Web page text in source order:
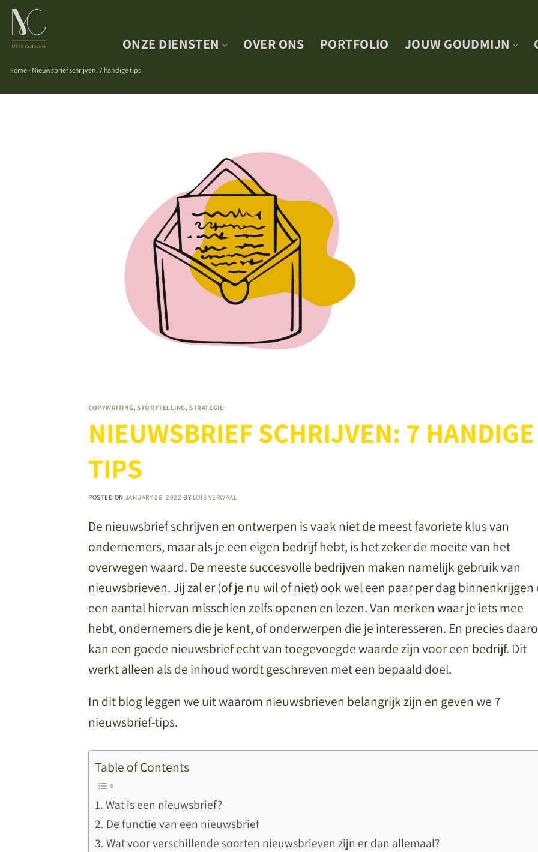
Skip
content
ONZE DIENSTEN OVER ONS PORTFOLIO JOUW GOUDMIJN
Home- Nieuwsbrief schrijven: 7 handige tips
COPYWRITING,STORYTELLING,STRATEGIE
NIEUWSBRIEF SCHRIJVEN: 7 HANDIGE
TIPS
POSTED ON JANUARY 26, 2022 BY LOÏS VERWAAL
De nieuwsbrief schrijven en ontwerpen is vaak niet de meest favoriete klus van
ondernemers, maar als je een eigen bedrijf hebt, is het zeker de moeite van het
overwegen waard. De meeste succesvolle bedrijven maken namelijk gebruik van
nieuwsbrieven. Jij zal er (of je nu wil of niet) ook wel een paar per dag binnenkrijgen
een aantal hiervan misschien zelfs openen en lezen. Van merken waar je iets mee
hebt, ondernemers die je kent, of onderwerpen die je interesseren. En precies
kan een goede nieuwsbrief echt van toegevoegde waarde zijn voor een bedrijf. Dit
werkt alleen als de inhoud wordt geschreven met een bepaald doel.
In dit blog leggen we uit waarom nieuwsbrieven belangrijk zijn en geven we 7
nieuwsbrief-tips.
Table of Contents
Wat is een nieuwsbrief?
De functie van een nieuwsbrief
Wat voor verschillende soorten nieuwsbrieven zijn er dan allemaal?